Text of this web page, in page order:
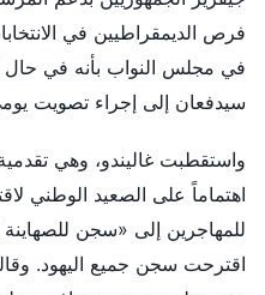
فرص الديمقراطيين في
في مجلس النواب بأنه في حال
سيدفعان إلى إجراء تصويت
واستقطبت غاليندو، وهي
اهتماماً على الصعيد الوطني
للمهاجرين إلى «سجن للصهاينة
اقترحت سجن جميع اليهود.